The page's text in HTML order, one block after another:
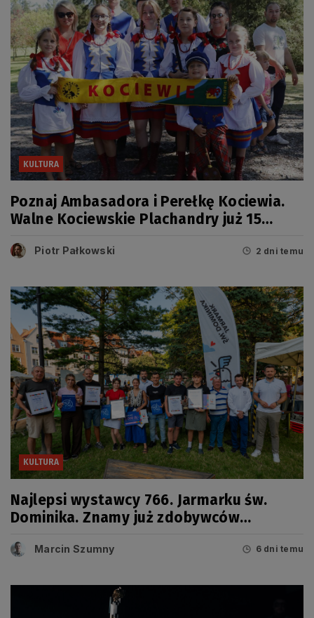
KULTURA
Poznaj Ambasadora i Perełkę Kociewia.
Walne Kociewskie Plachandry już 15
Piotr Pałkowski 2 dni temu
KULTURA
Najlepsi wystawcy 766. Jarmarku św.
Dominika. Znamy już zdobywców
Marcin Szumny 6 dni temu